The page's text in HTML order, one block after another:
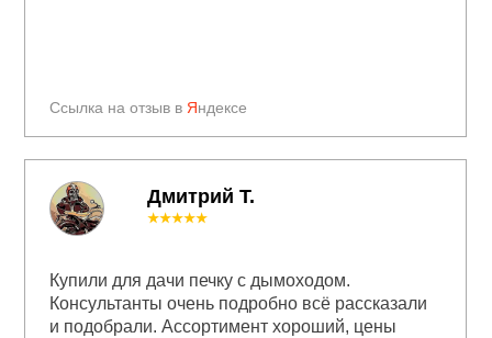
Ссылка на отзыв в Яндексе
★★★★★
Купили для дачи печку с дымоходом.
Консультанты очень подробно всё рассказали
и подобрали. Ассортимент хороший, цены
Дмитрий Т.